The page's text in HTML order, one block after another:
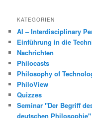
KATEGORIEN
AI – Interdisciplinary
Einführung in die
Nachrichten
Philocasts
Philosophy of
PhiloView
Quizzes
Seminar "Der Begriff
deutschen Philosophie"